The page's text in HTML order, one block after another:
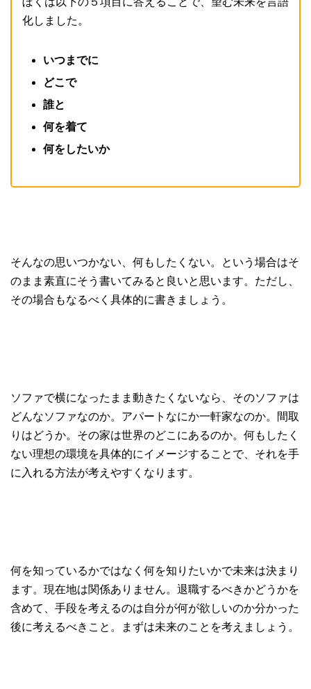
化しました。
いつまでに
どこで
誰と
何を着て
何をしたいか
そんなの思いつかない、何もしたくない。という場合はそ
のまま素直にそう書いてみると良いと思います。 ただし、
その場合もなるべく具体的に書きましょう。
ソファで横になったまま動きたくないなら、そのソファは
どんなソファなのか。アパートなにか一軒家なのか。間取
りはどうか。その家は世界のどこにあるのか。 何もしたく
ない理想の環境を具体的にイメージすることで、それを手
に入れる方法が考えやすくなります。
何を知っているかではなく何を知りたいかで未来は決まり
ます。現在地は関係ありません。退職するべきかどうかを
含めて、手段を考えるのは自分が何が欲しいのか分かった
後に考えるべきこと。まずは未来のことを考えましょう。